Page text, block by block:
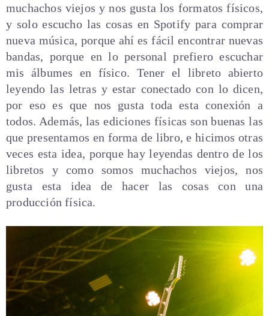
muchachos viejos y nos gusta los formatos físicos,
y solo escucho las cosas en Spotify para comprar
nueva música, porque ahí es fácil encontrar nuevas
bandas, porque en lo personal prefiero escuchar
mis álbumes en físico. Tener el libreto abierto
leyendo las letras y estar conectado con lo dicen,
por eso es que nos gusta toda esta conexión a
todos. Además, las ediciones físicas son buenas las
que presentamos en forma de libro, e hicimos otras
veces esta idea, porque hay leyendas dentro de los
libretos y como somos muchachos viejos, nos
gusta esta idea de hacer las cosas con una
producción física.